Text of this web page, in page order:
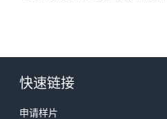
快速链接
申请样片